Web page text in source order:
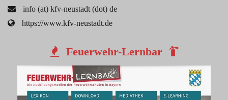
info (at) kfv-neustadt (dot) de
https://www.kfv-neustadt.de
Feuerwehr-Lernbar